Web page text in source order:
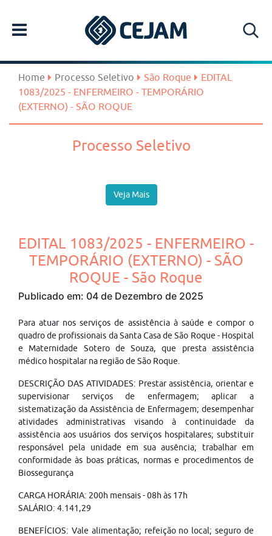
Home Processo Seletivo São Roque
EDITAL
1083/2025 - ENFERMEIRO - TEMPORÁRIO
(EXTERNO) - SÃO ROQUE
Processo Seletivo
Veja Mais
EDITAL 1083/2025 - ENFERMEIRO -
TEMPORÁRIO (EXTERNO) - SÃO
ROQUE - São Roque
Publicado em: 04 de Dezembro de 2025
Para atuar nos serviços de assistência à saúde e compor o
quadro de profissionais da Santa Casa de São Roque - Hospital
e Maternidade Sotero de Souza, que presta assistência
médico hospitalar na região de São Roque.
DESCRIÇÃO DAS ATIVIDADES: Prestar assistência, orientar e
supervisionar serviços de enfermagem; aplicar a
sistematização da Assistência de Enfermagem; desempenhar
atividades administrativas visando à continuidade da
assistência aos usuários dos serviços hospitalares; substituir
responsável pela unidade em sua ausência; trabalhar em
conformidade às boas práticas, normas e procedimentos de
Biossegurança
CARGA HORÁRIA: 200h mensais - 08h às 17h
SALÁRIO: 4.141,29
BENEFÍCIOS: Vale alimentação; refeição no local; seguro de